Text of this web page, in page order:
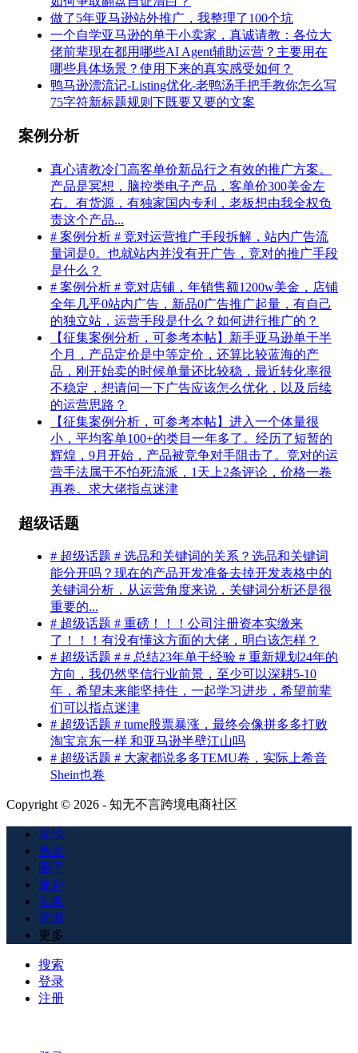
做了5年亚马逊站外推广，我整理了100个坑
一个自学亚马逊的单干小卖家，真诚请教：各位大
佬前辈现在都用哪些AI Agent辅助运营？主要用在
哪些具体场景？使用下来的真实感受如何？
鸭马逊漂流记-Listing优化-老鸭汤手把手教你怎么写
75字符新标题规则下既要又要的文案
案例分析
真心请教冷门高客单价新品行之有效的推广方案。
产品是冥想，脑控类电子产品，客单价300美金左
右。有货源，有独家国内专利，老板想由我全权负
责这个产品...
# 案例分析 # 竞对运营推广手段拆解，站内广告流
量词是0。也就站内并没有开广告，竞对的推广手段
是什么？
# 案例分析 # 竞对店铺，年销售额1200w美金，店铺
全年几乎0站内广告，新品0广告推广起量，有自己
的独立站，运营手段是什么？如何进行推广的？
【征集案例分析，可参考本帖】新手亚马逊单干半
个月，产品定价是中等定价，还算比较蓝海的产
品，刚开始卖的时候单量还比较稳，最近转化率很
不稳定，想请问一下广告应该怎么优化，以及后续
的运营思路？
【征集案例分析，可参考本帖】进入一个体量很
小，平均客单100+的类目一年多了。经历了短暂的
辉煌，9月开始，产品被竞争对手阻击了。竞对的运
营手法属于不怕死流派，1天上2条评论，价格一卷
再卷。求大佬指点迷津
超级话题
# 超级话题 # 选品和关键词的关系？选品和关键词
能分开吗？现在的产品开发准备去掉开发表格中的
关键词分析，从运营角度来说，关键词分析还是很
重要的...
# 超级话题 # 重磅！！！公司注册资本实缴来
了！！！有没有懂这方面的大佬，明白该怎样？
# 超级话题 # # 总结23年单干经验 # 重新规划24年的
方向，我仍然坚信行业前景，至少可以深耕5-10
年，希望未来能坚持住，一起学习进步，希望前辈
们可以指点迷津
# 超级话题 # tume股票暴涨，最终会像拼多多打败
淘宝京东一样 和亚马逊半壁江山吗
# 超级话题 # 大家都说多多TEMU卷，实际上希音
Shein也卷
Copyright © 2026 - 知无不言跨境电商社区
发现
悬赏
圈子
发起
头条
资源
更多
搜索
登录
注册